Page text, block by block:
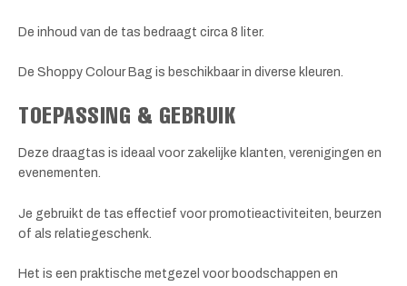
De inhoud van de tas bedraagt circa 8 liter.
De Shoppy Colour Bag is beschikbaar in diverse kleuren.
TOEPASSING & GEBRUIK
Deze draagtas is ideaal voor zakelijke klanten, verenigingen en
evenementen.
Je gebruikt de tas effectief voor promotieactiviteiten, beurzen
of als relatiegeschenk.
Het is een praktische metgezel voor boodschappen en